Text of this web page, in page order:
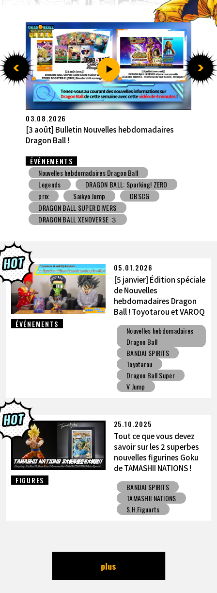
27.07.2026
[27 juillet] Bulletin Nouvelles hebdomadaires
Dragon Ball !
ÉVÉNEMENTS
Nouvelles hebdomadaires Dragon Ball
Jouet avec une friandise
V Jump
DBSCG
DRAGON BALL SUPER DIVERS
DRAGON BALL XENOVERSE ３
DRAGON BALL GEKISHIN SQUADRA
DRAGON BALL: Sparking! ZERO
Gashapon
BANDAI
ÉVÉNEMENTS
05.01.2026
[5 janvier] Édition spéciale
de Nouvelles
hebdomadaires Dragon
Ball ! Toyotarou et VAROQ
ultime Kamehameha père-
fils !
Nouvelles hebdomadaires
Dragon Ball
BANDAI SPIRITS
Toyotarou
Dragon Ball Super
V Jump
FIGURES
25.10.2025
Tout ce que vous devez
savoir sur les 2 superbes
nouvelles figurines Goku
de TAMASHII NATIONS !
BANDAI SPIRITS
TAMASHII NATIONS
S.H.Figuarts
plus